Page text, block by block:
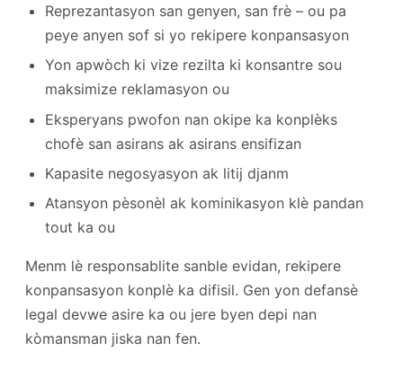
Reprezantasyon san genyen, san frè – ou pa
peye anyen sof si yo rekipere konpansasyon
Yon apwòch ki vize rezilta ki konsantre sou
maksimize reklamasyon ou
Eksperyans pwofon nan okipe ka konplèks
chofè san asirans ak asirans ensifizan
Kapasite negosyasyon ak litij djanm
Atansyon pèsonèl ak kominikasyon klè pandan
tout ka ou
Menm lè responsablite sanble evidan, rekipere
konpansasyon konplè ka difisil. Gen yon defansè
legal devwe asire ka ou jere byen depi nan
kòmansman jiska nan fen.